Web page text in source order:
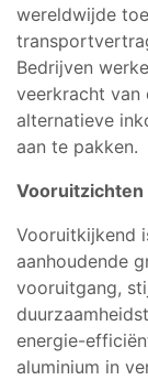
wereldwijde
Bedrijven
veerkracht van
alternatieve
aan te pakken.
Vooruitkijkend
aanhoudende
vooruitgang,
energie-
aluminium in